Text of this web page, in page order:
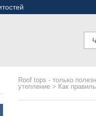
Roof tops - только
утепление > Как